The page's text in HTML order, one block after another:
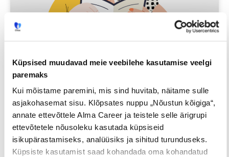
Küpsised muudavad meie veebilehe kasutamise veelgi
paremaks
Kui mõistame paremini, mis sind huvitab, näitame sulle
asjakohasemat sisu. Klõpsates nuppu „Nõustun kõigiga“,
annate ettevõttele Alma Career ja teistele selle ärigrupi
ettevõtetele nõusoleku kasutada küpsiseid
isikupärastamiseks, analüüsiks ja sihitud turunduseks.
Küpsiste kasutamist saad kohandada oma kohandatud
Iga neljas eestlane on käinud
tööintervjuul ilma tegeliku
vahetuskavatsuseta
23/07/2026